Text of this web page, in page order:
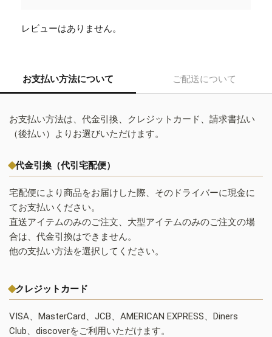
レビューはありません。
お支払い方法について ご配送について
お支払い方法は、代金引換、クレジットカード、請求書払い
（後払い）よりお選びいただけます。
代金引換（代引宅配便）
宅配便により商品をお届けした際、そのドライバーに現金に
てお支払いください。
直送アイテムのみのご注文、大型アイテムのみのご注文の場
合は、代金引換はできません。
他の支払い方法を選択してください。
クレジットカード
VISA、MasterCard、JCB、AMERICAN EXPRESS、Diners
Club、discoverをご利用いただけます。